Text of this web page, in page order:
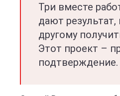
Три вместе
дают
другому
Этот проект –
подтверждение.